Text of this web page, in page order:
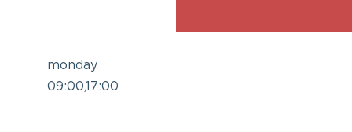
monday
09:00,17:00